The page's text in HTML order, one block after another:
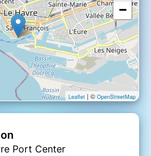
−
Leaflet | © OpenStreetMap
Port Center